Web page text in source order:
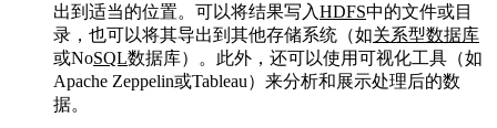
出到适当的位置。可以将结果写入HDFS中的文件或目
录，也可以将其导出到其他存储系统（如关系型数据库
或NoSQL数据库）。此外，还可以使用可视化工具（如
Apache Zeppelin或Tableau）来分析和展示处理后的数
据。